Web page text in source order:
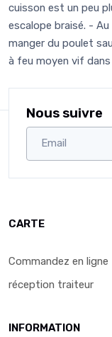
cuisson est un peu
escalope braisé. -
manger du poulet
à feu moyen vif dans
Nous suivre
CARTE
Commandez en ligne
réception traiteur
INFORMATION